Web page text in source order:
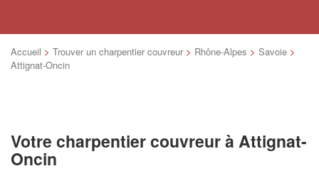
Accueil > Trouver un charpentier couvreur > Rhône-Alpes > Savoie >
Attignat-Oncin
Votre charpentier couvreur à Attignat-
Oncin